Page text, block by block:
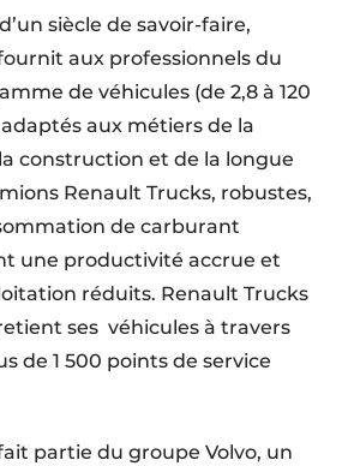
siècle de savoir-faire,
aux professionnels du
de véhicules (de 2,8 à 120
aux métiers de la
construction et de la longue
Renault Trucks, robustes,
de carburant
une productivité accrue et
réduits. Renault Trucks
ses véhicules à travers
de 1 500 points de service
partie du groupe Volvo, un